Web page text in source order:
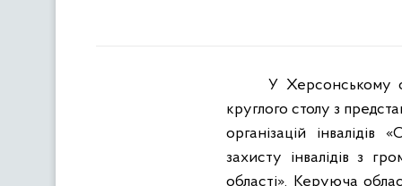
У Херсонському
круглого столу з
організацій інвалідів
захисту інвалідів з
області». Керуюча